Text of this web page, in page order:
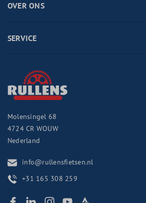
OVER ONS
SERVICE
Molensingel 68
4724 CR WOUW
Nederland
info@rullensfietsen.nl
+31 165 308 259